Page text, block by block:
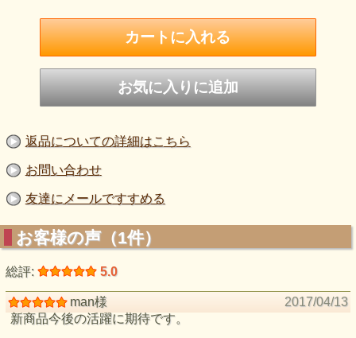
返品についての詳細はこちら
お問い合わせ
友達にメールですすめる
お客様の声（1件）
総評: 5.0
man様
2017/04/13
新商品今後の活躍に期待です。